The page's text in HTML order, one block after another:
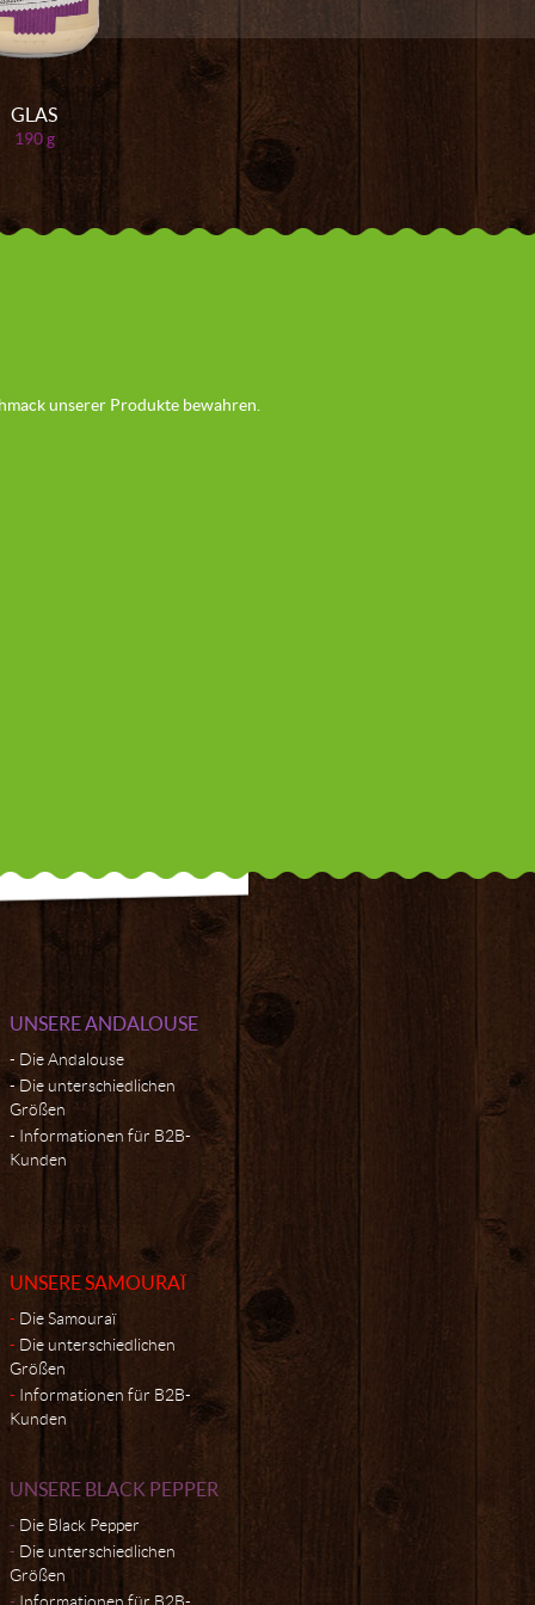
GLAS
190 g
unserer Produkte bewahren.
UNSERE ANDALOUSE
Die Andalouse
Die unterschiedlichen
Größen
Informationen für B2B-
Kunden
UNSERE SAMOURAÏ
Die Samouraï
Die unterschiedlichen
Größen
Informationen für B2B-
Kunden
UNSERE BLACK PEPPER
Die Black Pepper
Die unterschiedlichen
Größen